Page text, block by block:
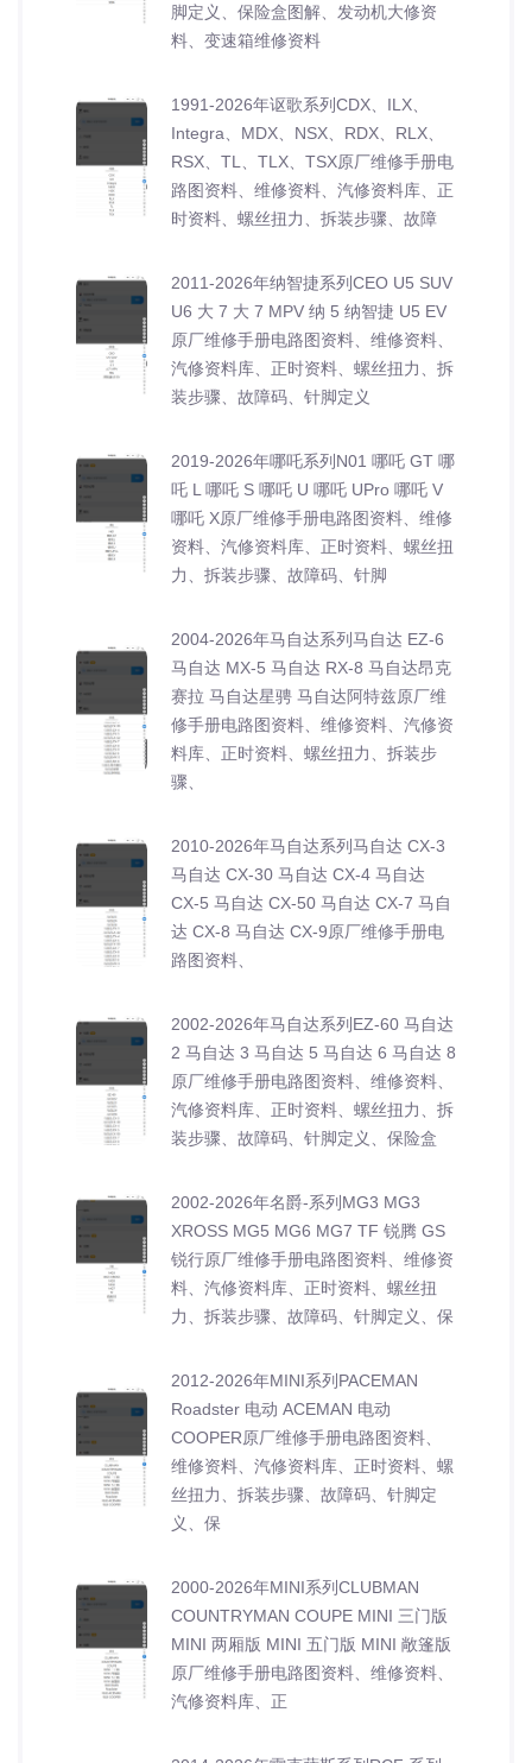
脚定义、保险盒图解、发动机大修资
料、变速箱维修资料
1991-2026年讴歌系列CDX、ILX、
Integra、MDX、NSX、RDX、RLX、
RSX、TL、TLX、TSX原厂维修手册电
路图资料、维修资料、汽修资料库、正
时资料、螺丝扭力、拆装步骤、故障
2011-2026年纳智捷系列CEO U5 SUV
U6 大 7 大 7 MPV 纳 5 纳智捷 U5 EV
原厂维修手册电路图资料、维修资料、
汽修资料库、正时资料、螺丝扭力、拆
装步骤、故障码、针脚定义
2019-2026年哪吒系列N01 哪吒 GT 哪
吒 L 哪吒 S 哪吒 U 哪吒 UPro 哪吒 V
哪吒 X原厂维修手册电路图资料、维修
资料、汽修资料库、正时资料、螺丝扭
力、拆装步骤、故障码、针脚
2004-2026年马自达系列马自达 EZ-6
马自达 MX-5 马自达 RX-8 马自达昂克
赛拉 马自达星骋 马自达阿特兹原厂维
修手册电路图资料、维修资料、汽修资
料库、正时资料、螺丝扭力、拆装步
骤、
2010-2026年马自达系列马自达 CX-3
马自达 CX-30 马自达 CX-4 马自达
CX-5 马自达 CX-50 马自达 CX-7 马自
达 CX-8 马自达 CX-9原厂维修手册电
路图资料、
2002-2026年马自达系列EZ-60 马自达
2 马自达 3 马自达 5 马自达 6 马自达 8
原厂维修手册电路图资料、维修资料、
汽修资料库、正时资料、螺丝扭力、拆
装步骤、故障码、针脚定义、保险盒
2002-2026年名爵-系列MG3 MG3
XROSS MG5 MG6 MG7 TF 锐腾 GS
锐行原厂维修手册电路图资料、维修资
料、汽修资料库、正时资料、螺丝扭
力、拆装步骤、故障码、针脚定义、保
2012-2026年MINI系列PACEMAN
Roadster 电动 ACEMAN 电动
COOPER原厂维修手册电路图资料、
维修资料、汽修资料库、正时资料、螺
丝扭力、拆装步骤、故障码、针脚定
义、保
2000-2026年MINI系列CLUBMAN
COUNTRYMAN COUPE MINI 三门版
MINI 两厢版 MINI 五门版 MINI 敞篷版
原厂维修手册电路图资料、维修资料、
汽修资料库、正